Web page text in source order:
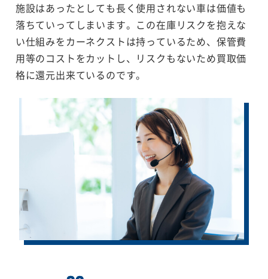
施設はあったとしても長く使用されない車は価値も
落ちていってしまいます。この在庫リスクを抱えな
い仕組みをカーネクストは持っているため、保管費
用等のコストをカットし、リスクもないため買取価
格に還元出来ているのです。